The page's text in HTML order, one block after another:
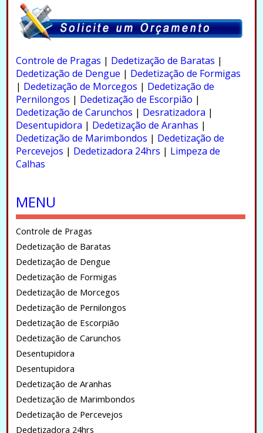
Controle de Pragas | Dedetização de Baratas |
Dedetização de Dengue | Dedetização de Formigas
| Dedetização de Morcegos | Dedetização de
Pernilongos | Dedetização de Escorpião |
Dedetização de Carunchos | Desratizadora |
Desentupidora | Dedetização de Aranhas |
Dedetização de Marimbondos | Dedetização de
Percevejos | Dedetizadora 24hrs | Limpeza de
Calhas
MENU
Controle de Pragas
Dedetização de Baratas
Dedetização de Dengue
Dedetização de Formigas
Dedetização de Morcegos
Dedetização de Pernilongos
Dedetização de Escorpião
Dedetização de Carunchos
Desentupidora
Desentupidora
Dedetização de Aranhas
Dedetização de Marimbondos
Dedetização de Percevejos
Dedetizadora 24hrs